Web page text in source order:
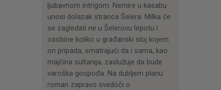
ljubavnom intrigom. Nemire u kasabu
unosi dolazak stranca Šelera. Milka će
se zagledati ne u Šelerovu lepotu i
osobine koliko u građanski sloj kojem
on pripada, smatrajući da i sama, kao
majčina sultanija, zaslužuje da bude
varoška gospođa. Na dubljem planu
roman zapravo svedoči o